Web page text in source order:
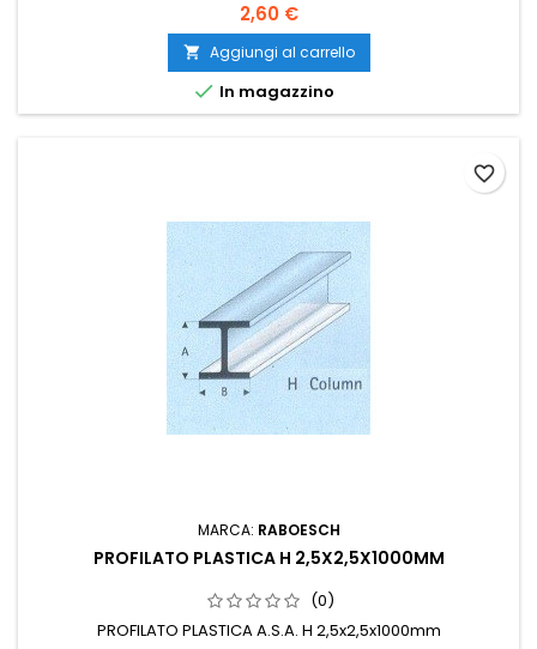
2,60 €
 Aggiungi al carrello
 In magazzino
MARCA: RABOESCH
PROFILATO PLASTICA H 2,5X2,5X1000MM
(0)
PROFILATO PLASTICA A.S.A. H 2,5x2,5x1000mm
favorite_border